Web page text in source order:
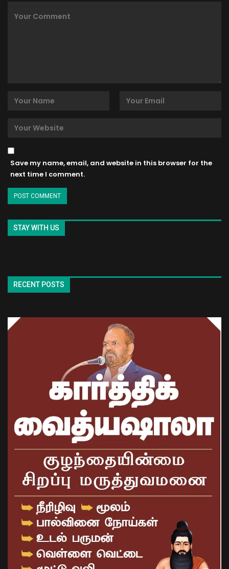
Save my name, email, and website in this browser for the
next time I comment.
STAY WITH US
RECENT POSTS